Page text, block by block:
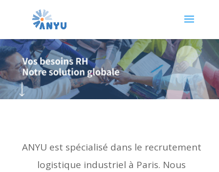
ANYU est spécialisé dans le recrutement
logistique industriel à Paris. Nous